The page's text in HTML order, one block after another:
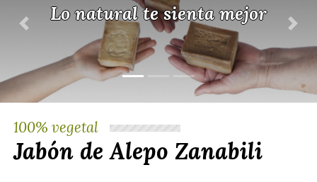
Puro y natural
Previous
100% vegetal
Jabón de Alepo Zanabili